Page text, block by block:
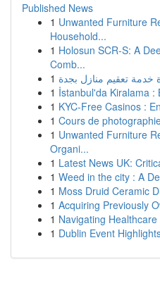
Published News
1 Unwanted Furniture
Household...
1 Holosun SCR-S: A
Comb...
1 خدمة تعقيم منازل بجدة
1 İstanbul'da Kiralama :
1 KYC-Free Casinos :
1 Cours de
1 Unwanted Furniture
Organi...
1 Latest News UK:
1 Weed in the city : A
1 Moss Druid Ceramic
1 Acquiring Previously
1 Navigating
1 Dublin Event